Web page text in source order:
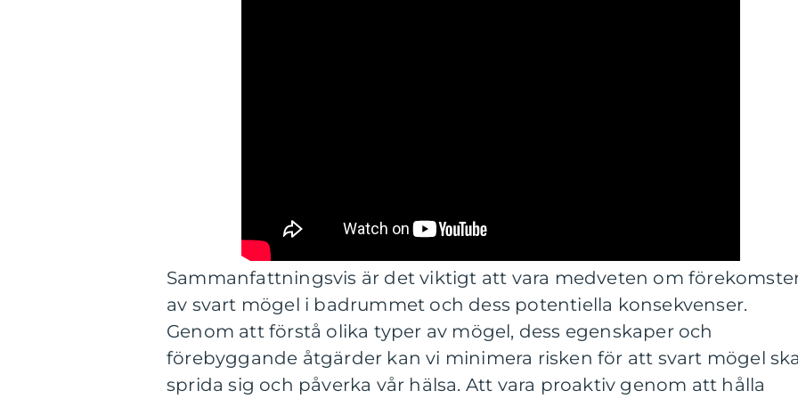
Sammanfattningsvis är det viktigt att vara medveten om
av svart mögel i badrummet och dess potentiella konsekvenser.
Genom att förstå olika typer av mögel, dess egenskaper och
förebyggande åtgärder kan vi minimera risken för att svart mögel
sprida sig och påverka vår hälsa. Att vara proaktiv genom att hålla